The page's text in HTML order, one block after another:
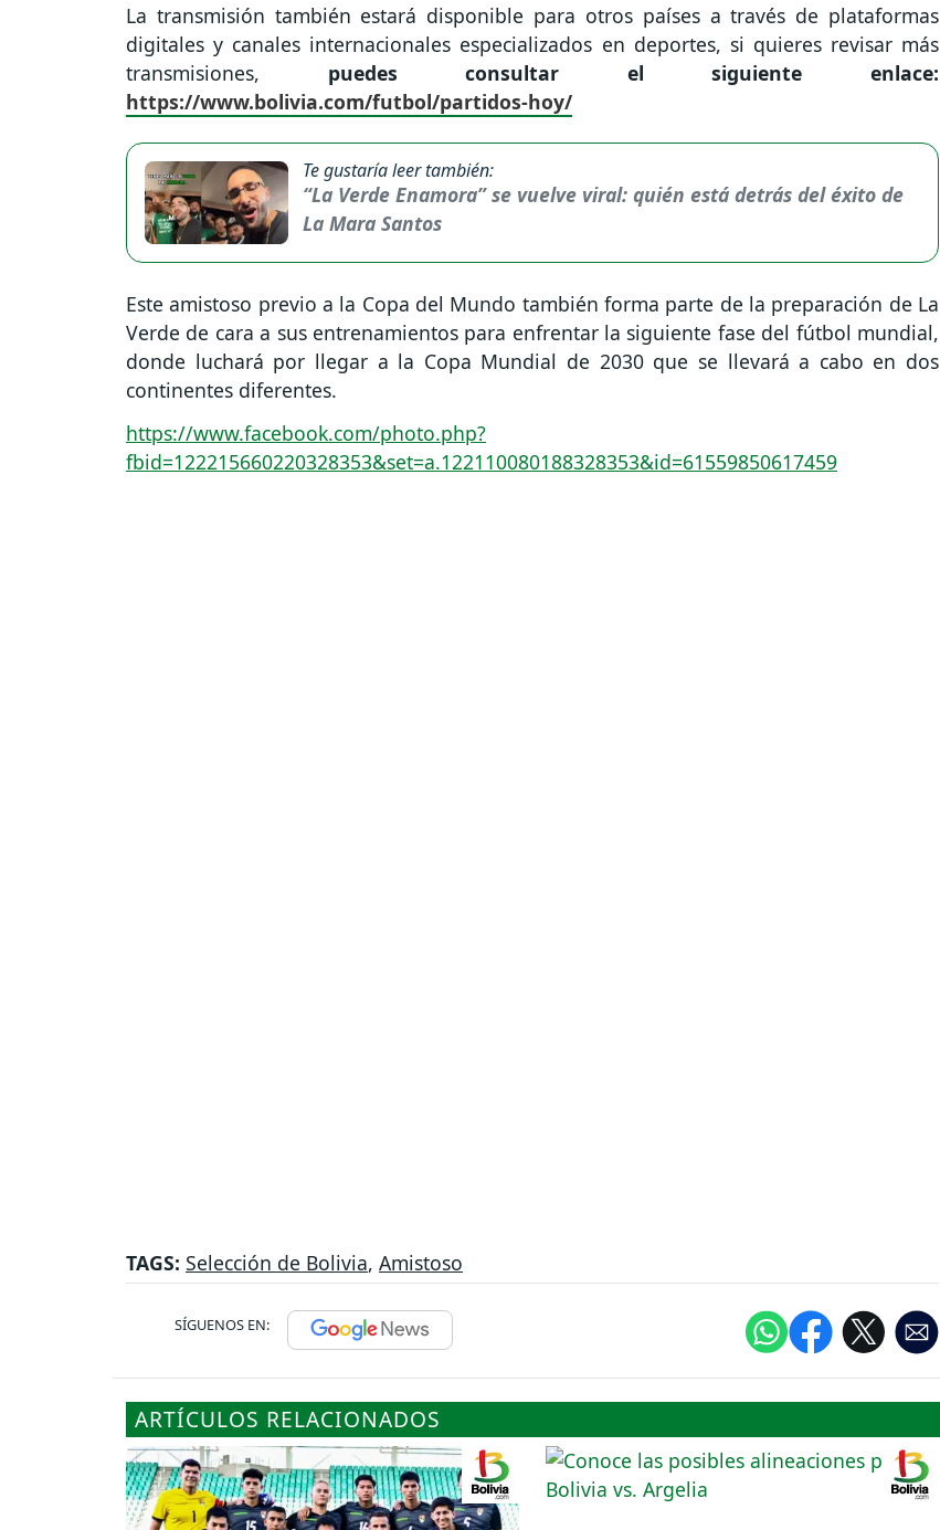
La transmisión también estará disponible para otros países a través de plataformas
digitales y canales internacionales especializados en deportes, si quieres revisar más
transmisiones, puedes consultar el siguiente enlace:
https://www.bolivia.com/futbol/partidos-hoy/
Te gustaría leer también:
“La Verde Enamora” se vuelve viral: quién está detrás del éxito de
La Mara Santos
Este amistoso previo a la Copa del Mundo también forma parte de la preparación de La
Verde de cara a sus entrenamientos para enfrentar la siguiente fase del fútbol mundial,
donde luchará por llegar a la Copa Mundial de 2030 que se llevará a cabo en dos
continentes diferentes.
https://www.facebook.com/photo.php?
fbid=122215660220328353&set=a.122110080188328353&id=61559850617459
TAGS: Selección de Bolivia, Amistoso
SÍGUENOS EN:
ARTÍCULOS RELACIONADOS